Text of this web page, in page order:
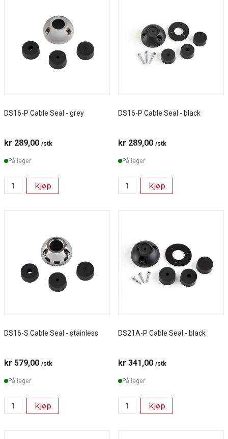
DS16-P Cable Seal - grey
kr 289,00 /stk
På lager
Kjøp
DS16-P Cable Seal - black
kr 289,00 /stk
På lager
Kjøp
DS16-S Cable Seal - stainless
kr 579,00 /stk
På lager
Kjøp
DS21A-P Cable Seal - black
kr 341,00 /stk
På lager
Kjøp